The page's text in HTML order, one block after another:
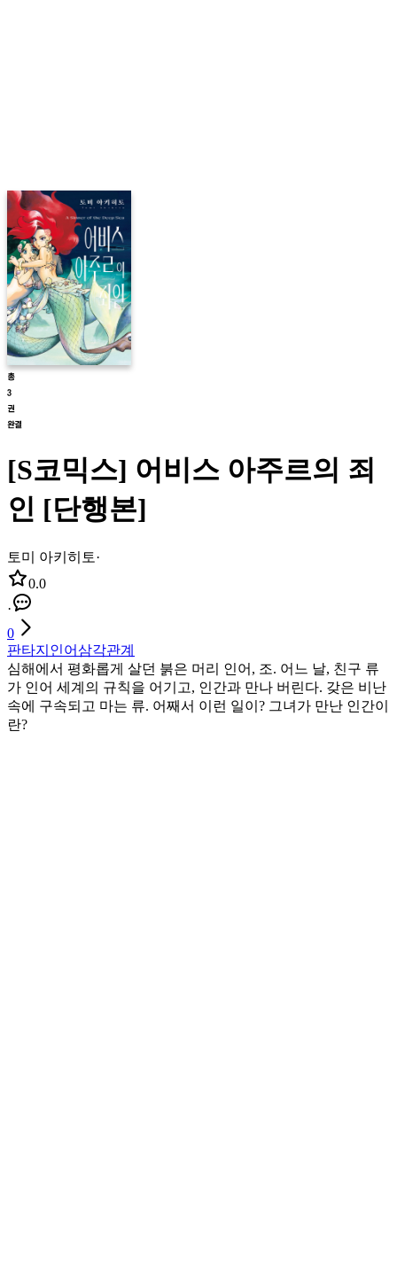
[S코믹스] 어비스 아주르의 죄
인 [단행본]
토미 아키히토·
0.0
·
0
판타지 인어삼각관계
심해에서 평화롭게 살던 붉은 머리 인어, 조. 어느 날, 친구 류
가 인어 세계의 규칙을 어기고, 인간과 만나 버린다. 갖은 비난
속에 구속되고 마는 류. 어째서 이런 일이? 그녀가 만난 인간이
란?